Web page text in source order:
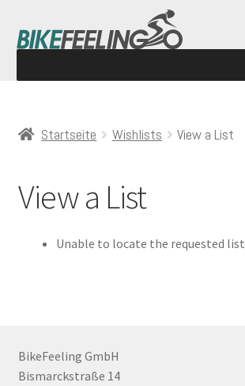
Startseite Wishlists View a List
View a List
Unable to locate the requested list
BikeFeeling GmbH
Bismarckstraße 14